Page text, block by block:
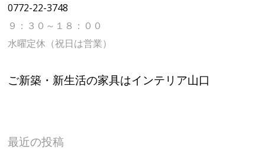
0772-22-3748
９：３０～１８：００
水曜定休（祝日は営業）
ご新築・新生活の家具はインテリア山口
最近の投稿